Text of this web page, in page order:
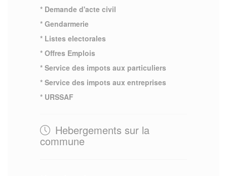
* Demande d'acte civil
* Gendarmerie
* Listes electorales
* Offres Emplois
* Service des impots aux particuliers
* Service des impots aux entreprises
* URSSAF
Hebergements sur la
commune